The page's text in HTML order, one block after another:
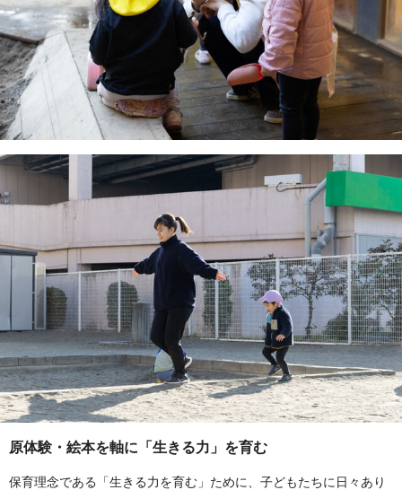
原体験・絵本を軸に「生きる力」を育む
保育理念である「生きる力を育む」ために、子どもたちに日々あり